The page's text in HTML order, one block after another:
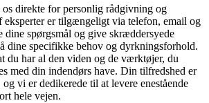
direkte for personlig rådgivning og
eksperter er tilgængeligt via telefon, email og
dine spørgsmål og give skræddersyede
dine specifikke behov og dyrkningsforhold.
du har al den viden og de værktøjer, du
med din indendørs have. Din tilfredshed er
vi er dedikerede til at levere enestående
hele vejen.